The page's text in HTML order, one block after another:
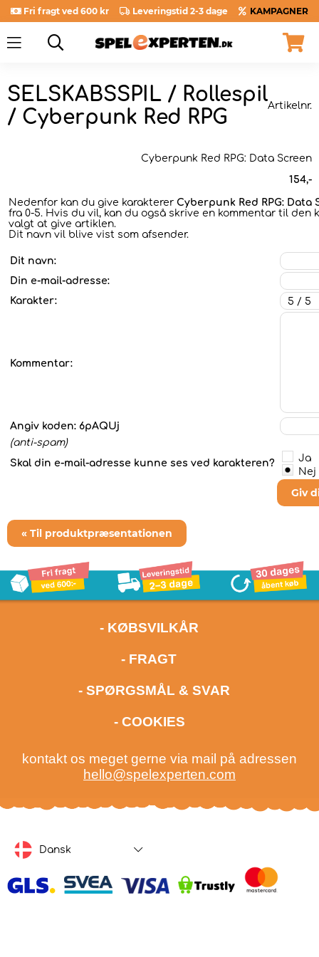
Fri fragt ved 600 kr Leveringstid 2-3 dage KAMPAGNER
SELSKABSSPIL / Rollespil
/ Cyberpunk Red RPG
Artikelnr.
Cyberpunk Red RPG: Data Screen
154,-
Nedenfor kan du give karakterer Cyberpunk Red RPG: Data
fra 0-5. Hvis du vil, kan du også skrive en kommentar til den
valgt at give artiklen.
Dit navn vil blive vist som afsender.
Dit navn:
Din e-mail-adresse:
Karakter:
Kommentar:
Angiv koden: 6pAQUj
(anti-spam)
Skal din e-mail-adresse kunne ses ved karakteren?
Ja
Nej
Giv
« Til produktpræsentationen
- KØBSVILKÅR
- FRAGT
- SPØRGSMÅL & SVAR
- COOKIES
kontakt os meget gerne via mail på adressen
hello@spelexperten.com
Dansk